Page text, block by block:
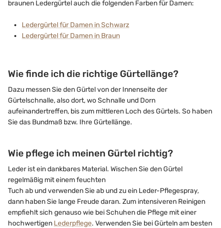
braunen Ledergürtel auch die folgenden Farben für Damen:
Ledergürtel für Damen in Schwarz
Ledergürtel für Damen in Braun
Wie finde ich die richtige Gürtellänge?
Dazu messen Sie den Gürtel von der Innenseite der
Gürtelschnalle, also dort, wo Schnalle und Dorn
aufeinandertreffen, bis zum mittleren Loch des Gürtels. So haben
Sie das Bundmaß bzw. Ihre Gürtellänge.
Wie pflege ich meinen Gürtel richtig?
Leder ist ein dankbares Material. Wischen Sie den Gürtel
regelmäßig mit einem feuchten
Tuch ab und verwenden Sie ab und zu ein Leder-Pflegespray,
dann haben Sie lange Freude daran. Zum intensiveren Reinigen
empfiehlt sich genauso wie bei Schuhen die Pflege mit einer
hochwertigen Lederpflege. Verwenden Sie bei Gürteln am besten